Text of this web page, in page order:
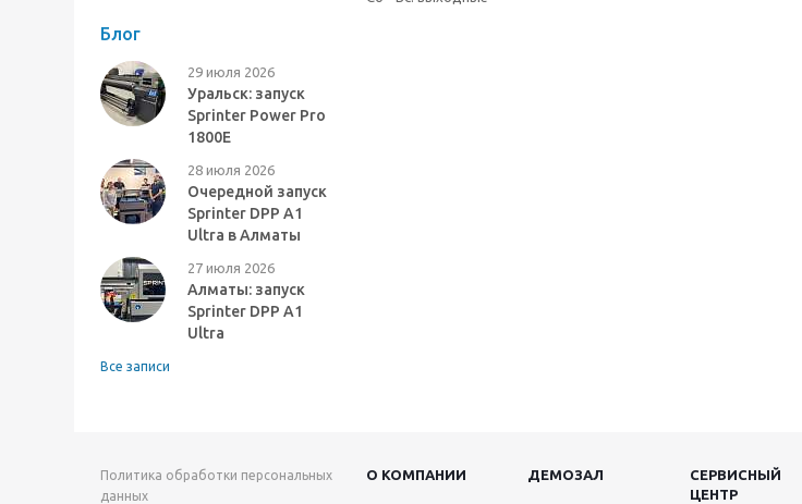
Блог
29 июля 2026
Уральск: запуск
Sprinter Power Pro
1800E
28 июля 2026
Очередной запуск
Sprinter DPP A1
Ultra в Алматы
27 июля 2026
Алматы: запуск
Sprinter DPP A1
Ultra
Все записи
Политика обработки персональных
данных
О КОМПАНИИ ДЕМОЗАЛ
СЕРВИСНЫЙ
ЦЕНТР